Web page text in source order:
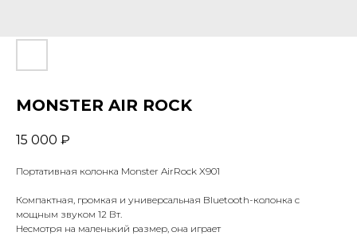
MONSTER AIR ROCK
15 000 ₽
Портативная колонка Monster AirRock X901
Компактная, громкая и универсальная Bluetooth-колонка с
мощным звуком 12 Вт.
Несмотря на маленький размер, она играет